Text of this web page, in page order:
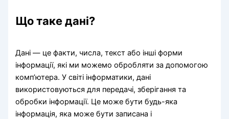
Що таке дані?
Дані — це факти, числа, текст або інші форми
інформації, які ми можемо обробляти за допомогою
комп’ютера. У світі інформатики, дані
використовуються для передачі, зберігання та
обробки інформації. Це може бути будь-яка
інформація, яка може бути записана і